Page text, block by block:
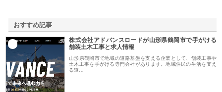
おすすめ記事
株式会社アドバンスロードが山形県鶴岡市で手がける
舗装土木工事と求人情報
山形県鶴岡市で地域の道路基盤を支える企業として、舗装工事や
土木工事を手がける専門会社があります。地域住民の生活を支え
る道…